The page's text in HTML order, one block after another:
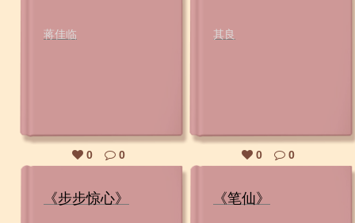
蒋佳临
0 0
其良
0 0
《步步惊心》 《笔仙》